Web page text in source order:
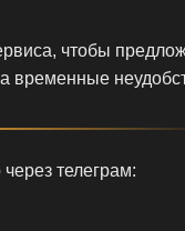
чтобы
временные
телеграм: